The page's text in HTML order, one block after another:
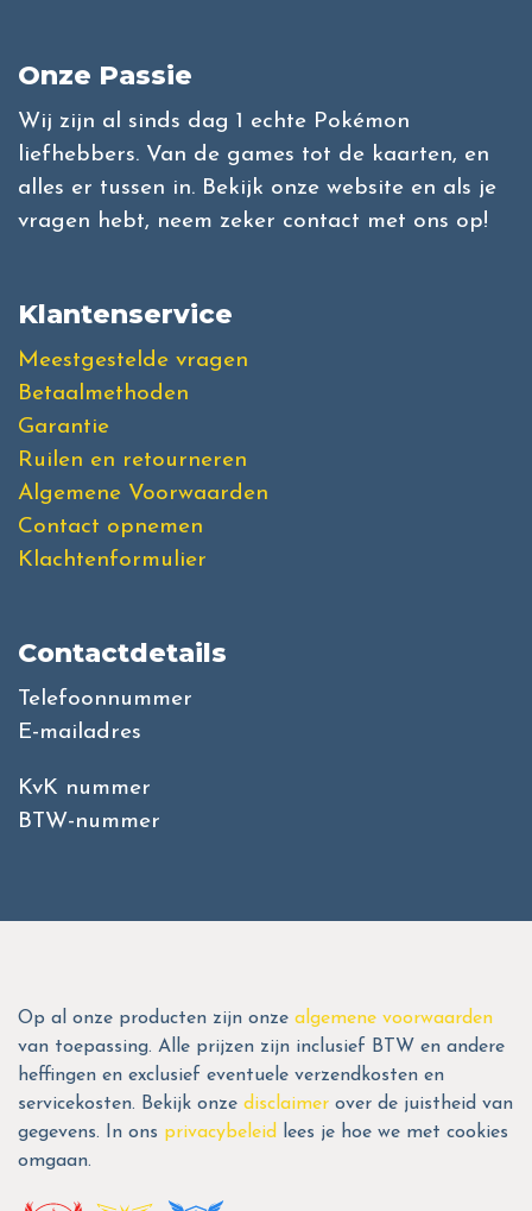
Onze Passie
Wij zijn al sinds dag 1 echte Pokémon
liefhebbers. Van de games tot de kaarten, en
alles er tussen in. Bekijk onze website en als je
vragen hebt, neem zeker contact met ons op!
Klantenservice
Meestgestelde vragen
Betaalmethoden
Garantie
Ruilen en retourneren
Algemene Voorwaarden
Contact opnemen
Klachtenformulier
Contactdetails
Telefoonnummer
E-mailadres
KvK nummer
BTW-nummer
Op al onze producten zijn onze algemene voorwaarden
van toepassing. Alle prijzen zijn inclusief BTW en andere
heffingen en exclusief eventuele verzendkosten en
servicekosten. Bekijk onze disclaimer over de juistheid van
gegevens. In ons privacybeleid
lees je hoe we met cookies
omgaan.